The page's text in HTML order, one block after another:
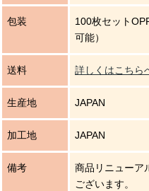
包装
100枚セット
可能）
送料 詳しくはこちら
生産地 JAPAN
加工地 JAPAN
備考
商品リニューア
ございます。